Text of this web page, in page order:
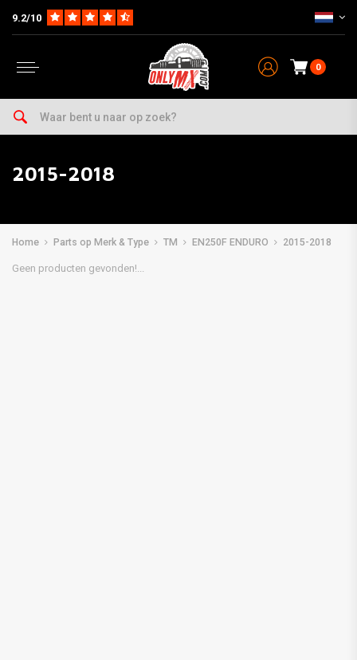
9.2/10
0
2015-2018
Home Parts op Merk & Type TM EN250F ENDURO 2015-2018
Geen producten gevonden!...